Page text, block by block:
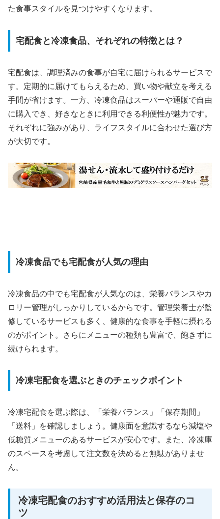
た食事スタイルを見つけやすくなります。
宅配食と冷凍食品、それぞれの特徴とは？
宅配食は、調理済みの食事が自宅に届けられるサービスで
す。定期的に届けてもらえるため、買い物や献立を考える
手間が省けます。一方、冷凍食品はスーパーや通販で自由
に購入でき、好きなときに利用できる利便性が魅力です。
それぞれに強みがあり、ライフスタイルに合わせた選び方
が大切です。
冷凍食品でも宅配食が人気の理由
冷凍食品の中でも宅配食が人気なのは、栄養バランスやカ
ロリー管理がしっかりしているからです。管理栄養士が監
修しているサービスも多く、健康的な食事を手軽に摂れる
のがポイント。さらにメニューの種類も豊富で、飽きずに
続けられます。
冷凍宅配食を選ぶときのチェックポイント
冷凍宅配食を選ぶ際は、「栄養バランス」「保存期間」
「送料」を確認しましょう。健康面を意識するなら減塩や
低糖質メニューのあるサービスが安心です。また、冷凍庫
のスペースを考慮して注文数を決めると無駄がありませ
ん。
冷凍宅配食のおすすめ活用法と保存のコ
ツ